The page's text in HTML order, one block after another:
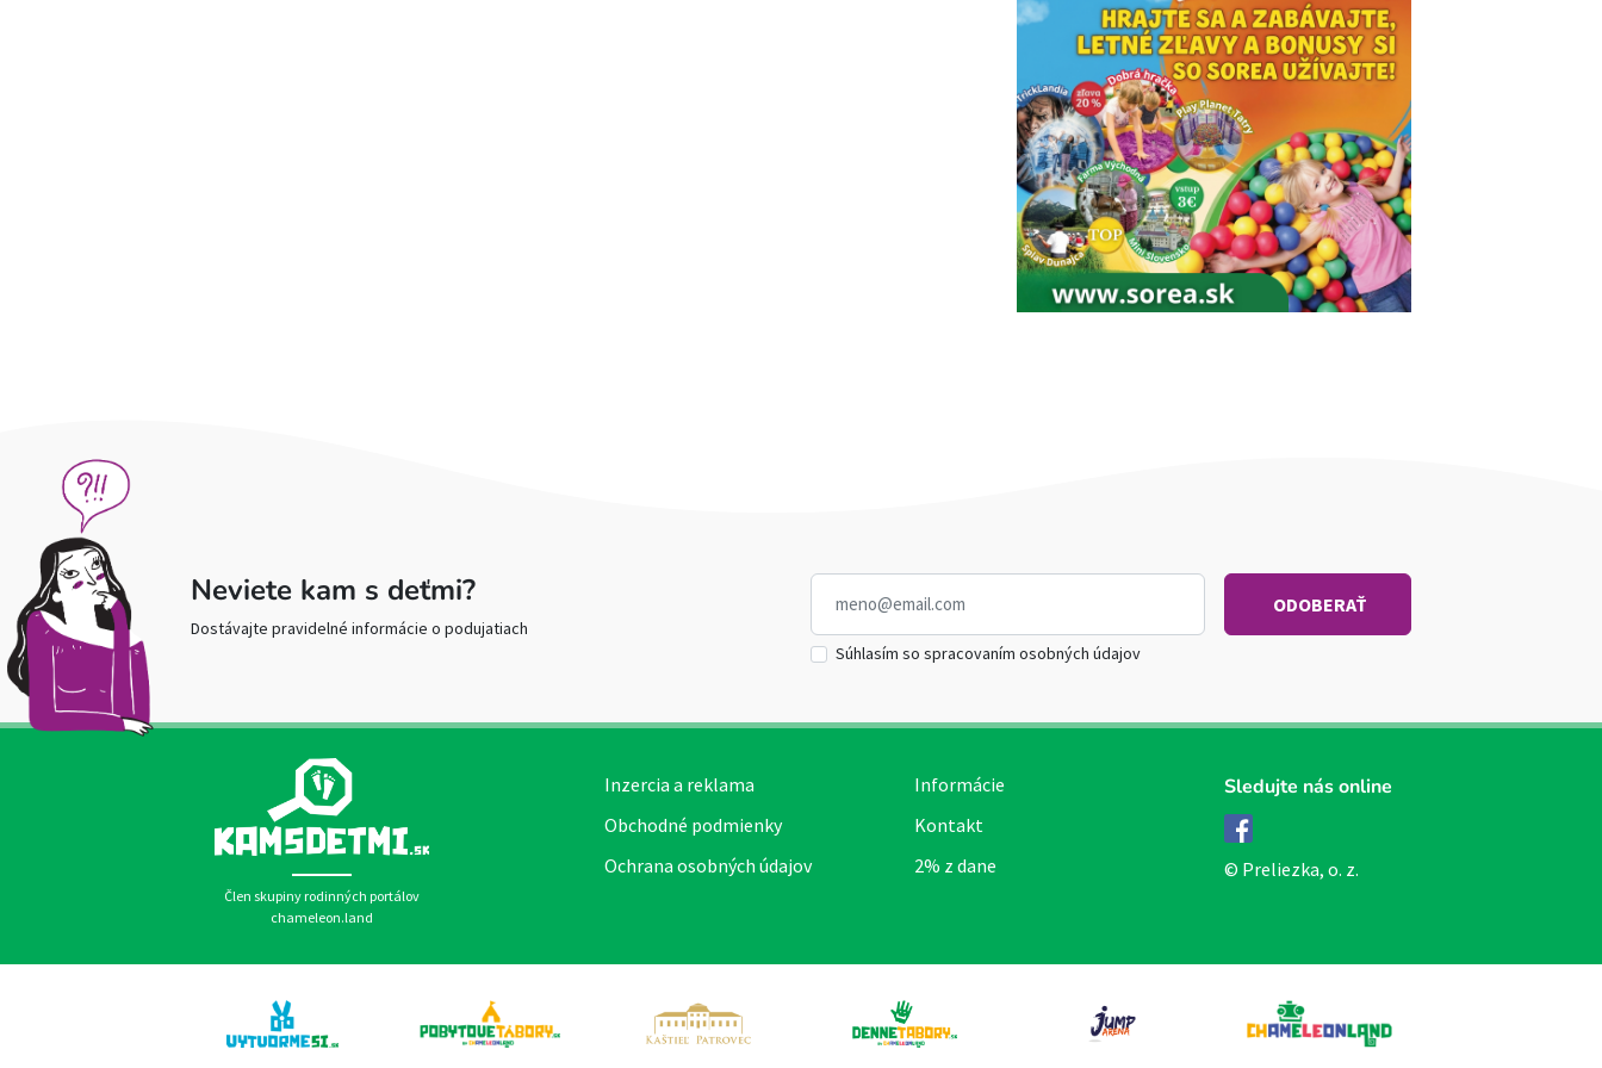
Neviete kam s deťmi?
Dostávajte pravidelné informácie o podujatiach
Súhlasím so spracovaním osobných údajov
Člen skupiny rodinných portálov
chameleon.land
Inzercia a reklama
Obchodné podmienky
Ochrana osobných údajov
Informácie
Kontakt
2% z dane
Sledujte nás online
© Preliezka, o. z.